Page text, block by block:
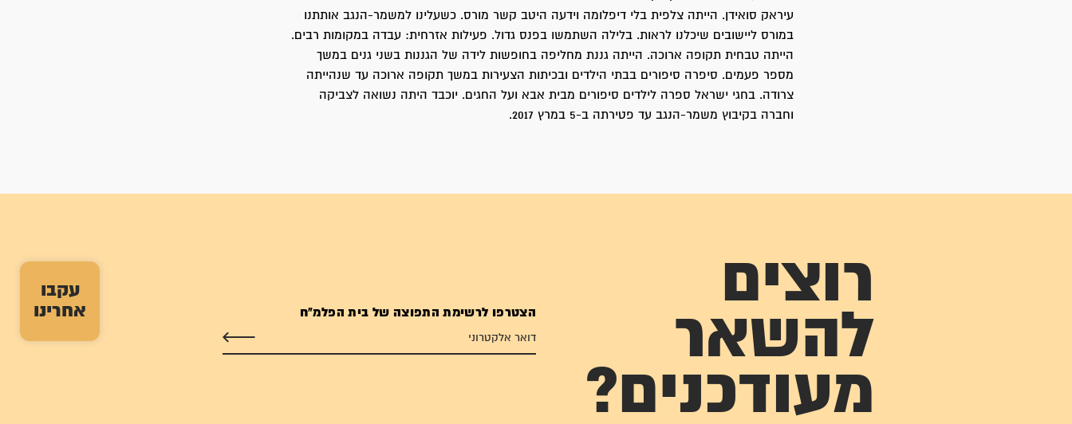
עקבו
אחרינו
עיראק סואידן. הייתה צלפית בלי דיפלומה וידעה היטב קשר מורס. כשעלינו למשמר-הנגב אותתנו
במורס ליישובים שיכלנו לראות. בלילה השתמשו בפנס גדול. פעילות אזרחית: עבדה במקומות רבים.
הייתה טבחית תקופה ארוכה. הייתה גננת מחליפה בחופשות לידה של הגננות בשני גנים במשך
מספר פעמים. סיפרה סיפורים בבתי הילדים ובכיתות הצעירות במשך תקופה ארוכה עד שנהייתה
צרודה. בחגי ישראל ספרה לילדים סיפורים מבית אבא ועל החגים. יוכבד היתה נשואה לצביקה
וחברה בקיבוץ משמר-הנגב עד פטירתה ב-5 במרץ 2017.
רוצים
להשאר
מעודכנים?
הצטרפו לרשימת התפוצה של בית הפלמ"ח